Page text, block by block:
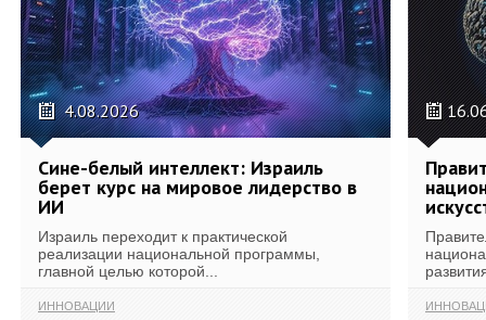
4.08.2026
Сине-белый интеллект: Израиль
берет курс на мировое лидерство в
ИИ
Израиль переходит к практической
реализации национальной программы,
главной целью которой...
ИННОВАЦИИ